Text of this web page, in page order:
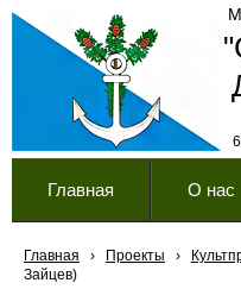
Главная О нас
Главная › Проекты ›
Зайцев)